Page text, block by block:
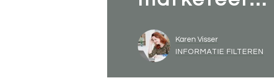
Karen Visser
INFORMATIE FILTEREN